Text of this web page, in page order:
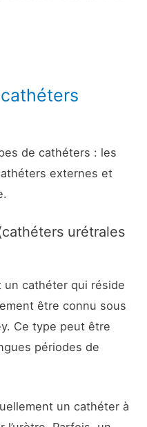
de cathéters : les
externes et
urétrales
un cathéter qui réside
être connu sous
Ce type peut être
périodes de
un cathéter à